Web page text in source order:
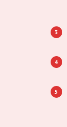
3
4
5